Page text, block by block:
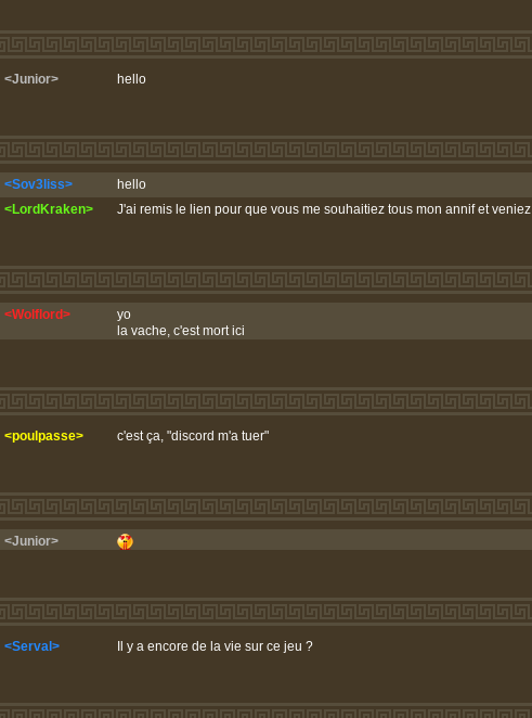
<Junior> hello
<Sov3liss>
hello
<LordKraken>
J'ai remis le lien pour que vous me souhaitiez tous mon annif et
<Wolflord>
yo
la vache, c'est mort ici
<poulpasse> c'est ça, "discord m'a tuer"
<Junior>
<Serval> Il y a encore de la vie sur ce jeu ?